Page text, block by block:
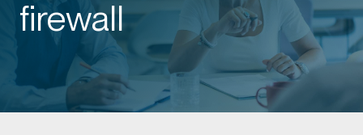
firewall